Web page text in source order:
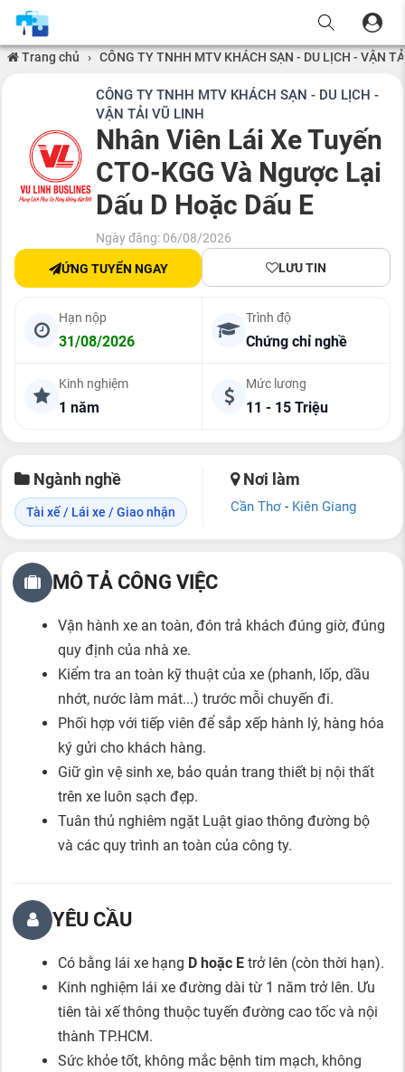
Trang chủ › CÔNG TY TNHH MTV KHÁCH SẠN - DU LỊCH - VẬN
CÔNG TY TNHH MTV KHÁCH SẠN - DU LỊCH -
VẬN TẢI VŨ LINH
Nhân Viên Lái Xe Tuyến
CTO-KGG Và Ngược Lại
Dấu D Hoặc Dấu E
Ngày đăng: 06/08/2026
ỨNG TUYỂN NGAY LƯU TIN
Hạn nộp
31/08/2026
Trình độ
Chứng chỉ nghề
Kinh nghiệm
1 năm
Mức lương
11 - 15 Triệu
Ngành nghề
Tài xế / Lái xe / Giao nhận
Nơi làm
Cần Thơ - Kiên Giang
MÔ TẢ CÔNG VIỆC
Vận hành xe an toàn, đón trả khách đúng giờ, đúng
quy định của nhà xe.
Kiểm tra an toàn kỹ thuật của xe (phanh, lốp, dầu
nhớt, nước làm mát...) trước mỗi chuyến đi.
Phối hợp với tiếp viên để sắp xếp hành lý, hàng hóa
ký gửi cho khách hàng.
Giữ gìn vệ sinh xe, bảo quản trang thiết bị nội thất
trên xe luôn sạch đẹp.
Tuân thủ nghiêm ngặt Luật giao thông đường bộ
và các quy trình an toàn của công ty.
YÊU CẦU
Có bằng lái xe hạng D hoặc E trở lên (còn thời hạn).
Kinh nghiệm lái xe đường dài từ 1 năm trở lên. Ưu
tiên tài xế thông thuộc tuyến đường cao tốc và nội
thành TP.HCM.
Sức khỏe tốt, không mắc bệnh tim mạch, không